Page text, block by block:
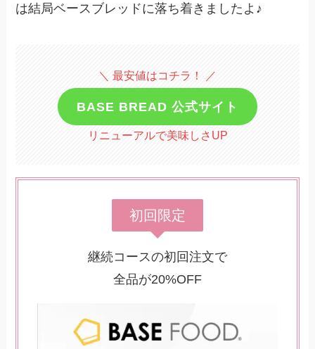
は結局ベースブレッドに落ち着きましたよ♪
＼ 最安値はコチラ！ ／
BASE BREAD 公式サイト
リニューアルで美味しさUP
初回限定
継続コースの初回注文で
全品が20%OFF